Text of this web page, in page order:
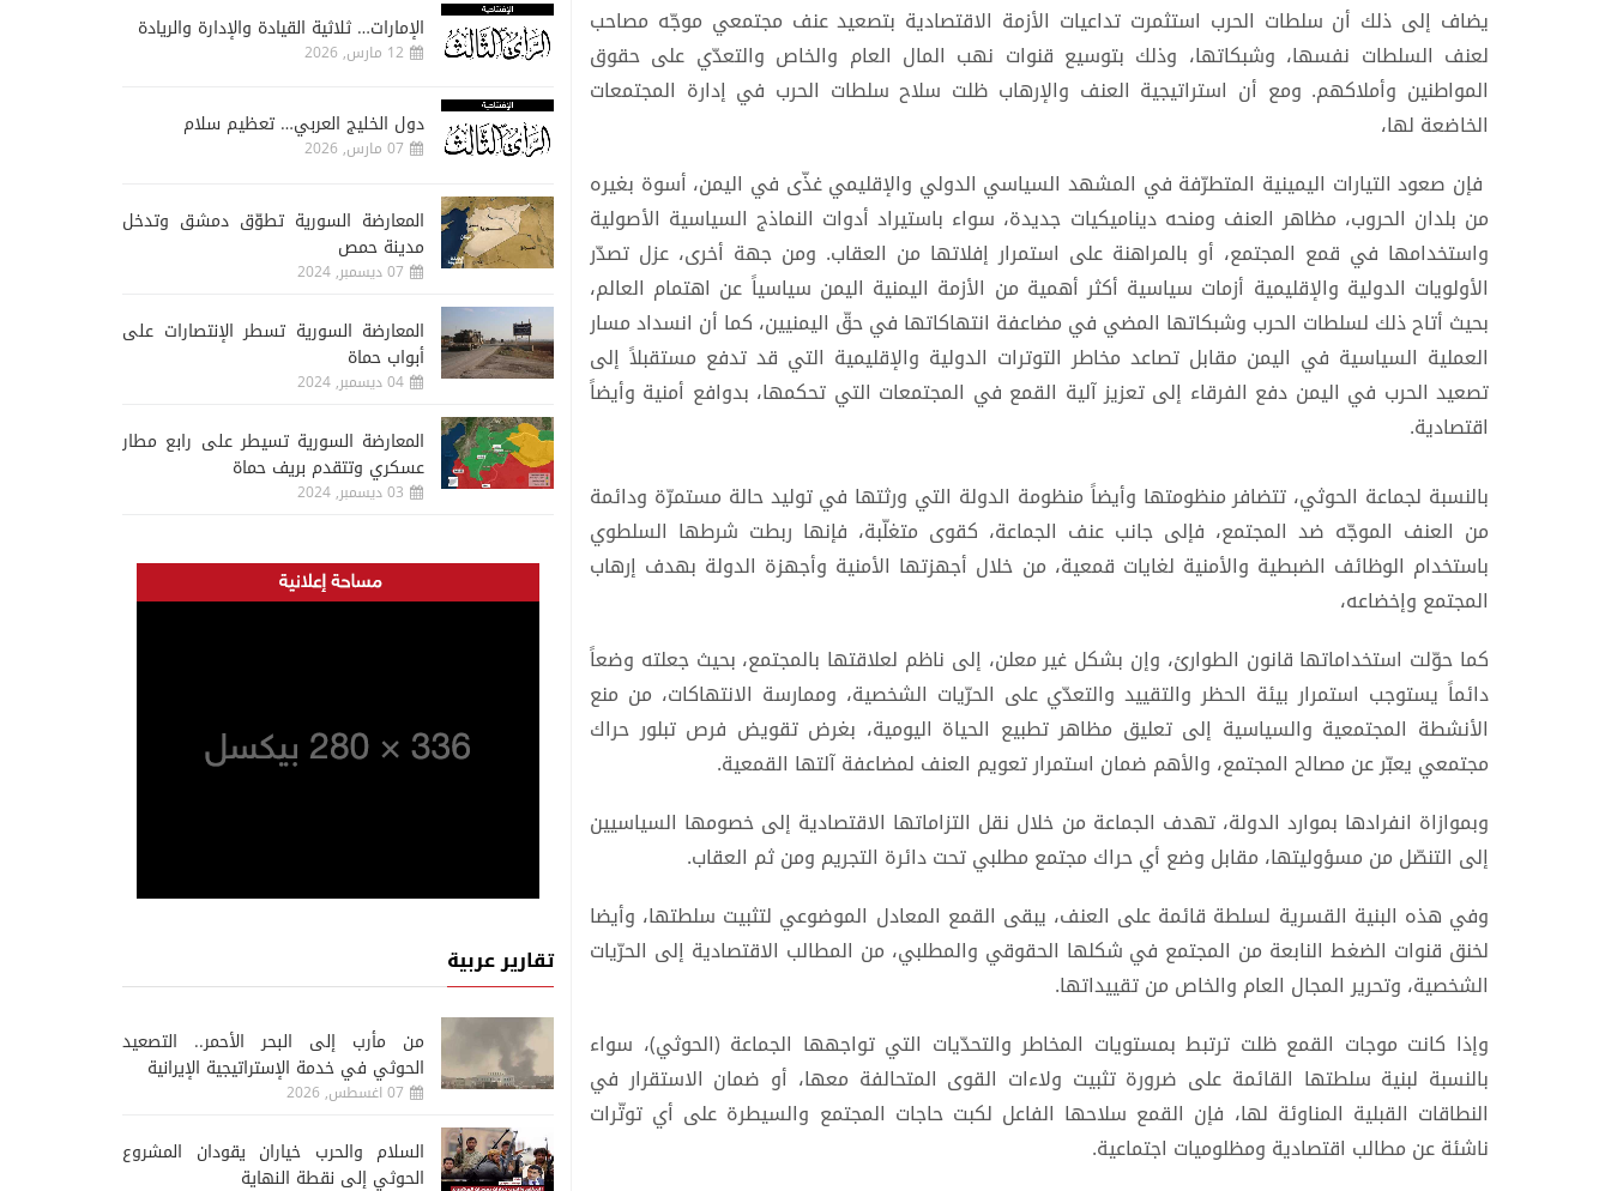
يضاف إلى ذلك أن سلطات الحرب استثمرت تداعيات الأزمة الاقتصادية بتصعيد عنف مجتمعي موجّه مصاحب
لعنف السلطات نفسها، وشبكاتها، وذلك بتوسيع قنوات نهب المال العام والخاص والتعدّي على حقوق
المواطنين وأملاكهم. ومع أن استراتيجية العنف والإرهاب ظلت سلاح سلطات الحرب في إدارة المجتمعات
الخاضعة لها،
فإن صعود التيارات اليمينية المتطرّفة في المشهد السياسي الدولي والإقليمي غذّى في اليمن، أسوة بغيره
من بلدان الحروب، مظاهر العنف ومنحه ديناميكيات جديدة، سواء باستيراد أدوات النماذج السياسية الأصولية
واستخدامها في قمع المجتمع، أو بالمراهنة على استمرار إفلاتها من العقاب. ومن جهة أخرى، عزل تصدّر
الأولويات الدولية والإقليمية أزمات سياسية أكثر أهمية من الأزمة اليمنية اليمن سياسياً عن اهتمام العالم،
بحيث أتاح ذلك لسلطات الحرب وشبكاتها المضي في مضاعفة انتهاكاتها في حقّ اليمنيين، كما أن انسداد مسار
العملية السياسية في اليمن مقابل تصاعد مخاطر التوترات الدولية والإقليمية التي قد تدفع مستقبلاً إلى
تصعيد الحرب في اليمن دفع الفرقاء إلى تعزيز آلية القمع في المجتمعات التي تحكمها، بدوافع أمنية وأيضاً
اقتصادية.
بالنسبة لجماعة الحوثي، تتضافر منظومتها وأيضاً منظومة الدولة التي ورثتها في توليد حالة مستمرّة ودائمة
من العنف الموجّه ضد المجتمع، فإلى جانب عنف الجماعة، كقوى متغلّبة، فإنها ربطت شرطها السلطوي
باستخدام الوظائف الضبطية والأمنية لغايات قمعية، من خلال أجهزتها الأمنية وأجهزة الدولة بهدف إرهاب
المجتمع وإخضاعه،
كما حوّلت استخداماتها قانون الطوارئ، وإن بشكل غير معلن، إلى ناظم لعلاقتها بالمجتمع، بحيث جعلته وضعاً
دائماً يستوجب استمرار بيئة الحظر والتقييد والتعدّي على الحرّيات الشخصية، وممارسة الانتهاكات، من منع
الأنشطة المجتمعية والسياسية إلى تعليق مظاهر تطبيع الحياة اليومية، بغرض تقويض فرص تبلور حراك
مجتمعي يعبّر عن مصالح المجتمع، والأهم ضمان استمرار تعويم العنف لمضاعفة آلتها القمعية.
وبموازاة انفرادها بموارد الدولة، تهدف الجماعة من خلال نقل التزاماتها الاقتصادية إلى خصومها السياسيين
إلى التنصّل من مسؤوليتها، مقابل وضع أي حراك مجتمع مطلبي تحت دائرة التجريم ومن ثم العقاب.
وفي هذه البنية القسرية لسلطة قائمة على العنف، يبقى القمع المعادل الموضوعي لتثبيت سلطتها، وأيضا
لخنق قنوات الضغط النابعة من المجتمع في شكلها الحقوقي والمطلبي، من المطالب الاقتصادية إلى الحرّيات
الشخصية، وتحرير المجال العام والخاص من تقييداتها.
وإذا كانت موجات القمع ظلت ترتبط بمستويات المخاطر والتحدّيات التي تواجهها الجماعة (الحوثي)، سواء
بالنسبة لبنية سلطتها القائمة على ضرورة تثبيت ولاءات القوى المتحالفة معها، أو ضمان الاستقرار في
النطاقات القبلية المناوئة لها، فإن القمع سلاحها الفاعل لكبت حاجات المجتمع والسيطرة على أي توتّرات
ناشئة عن مطالب اقتصادية ومظلوميات اجتماعية.
الإمارات… ثلاثية القيادة والإدارة والريادة
12 مارس, 2026
دول الخليج العربي… تعظيم سلام
07 مارس, 2026
المعارضة السورية تطوّق دمشق وتدخل
مدينة حمص
07 ديسمبر, 2024
المعارضة السورية تسطر الإنتصارات على
أبواب حماة
04 ديسمبر, 2024
المعارضة السورية تسيطر على رابع مطار
عسكري وتتقدم بريف حماة
03 ديسمبر, 2024
تقارير عربية
من مأرب إلى البحر الأحمر.. التصعيد
الحوثي في خدمة الإستراتيجية الإيرانية
07 اغسطس, 2026
السلام والحرب خياران يقودان المشروع
الحوثي إلى نقطة النهاية